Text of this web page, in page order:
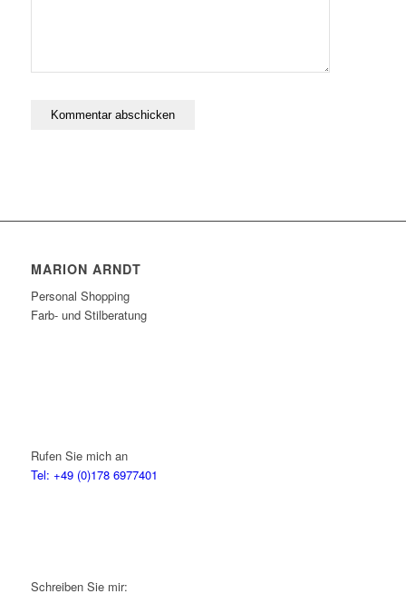
MARION ARNDT
Personal Shopping
Farb- und Stilberatung
Rufen Sie mich an
Tel: +49 (0)178 6977401
Schreiben Sie mir: